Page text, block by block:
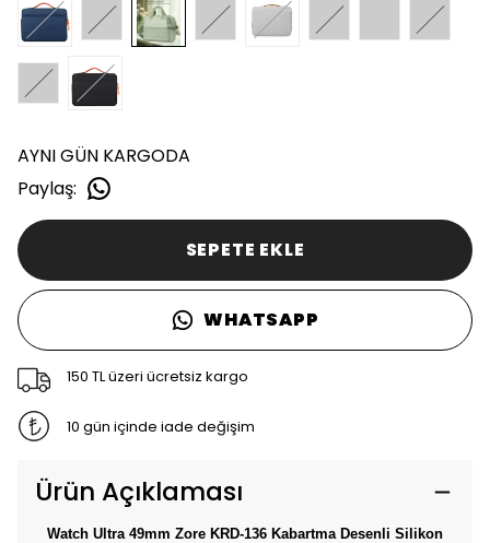
AYNI GÜN KARGODA
Paylaş:
SEPETE EKLE
WHATSAPP
150 TL üzeri ücretsiz kargo
10 gün içinde iade değişim
Ürün Açıklaması
Watch Ultra 49mm Zore KRD-136 Kabartma Desenli Silikon